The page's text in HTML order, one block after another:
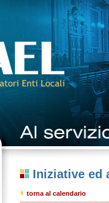
Iniziative ed
torna al calendario